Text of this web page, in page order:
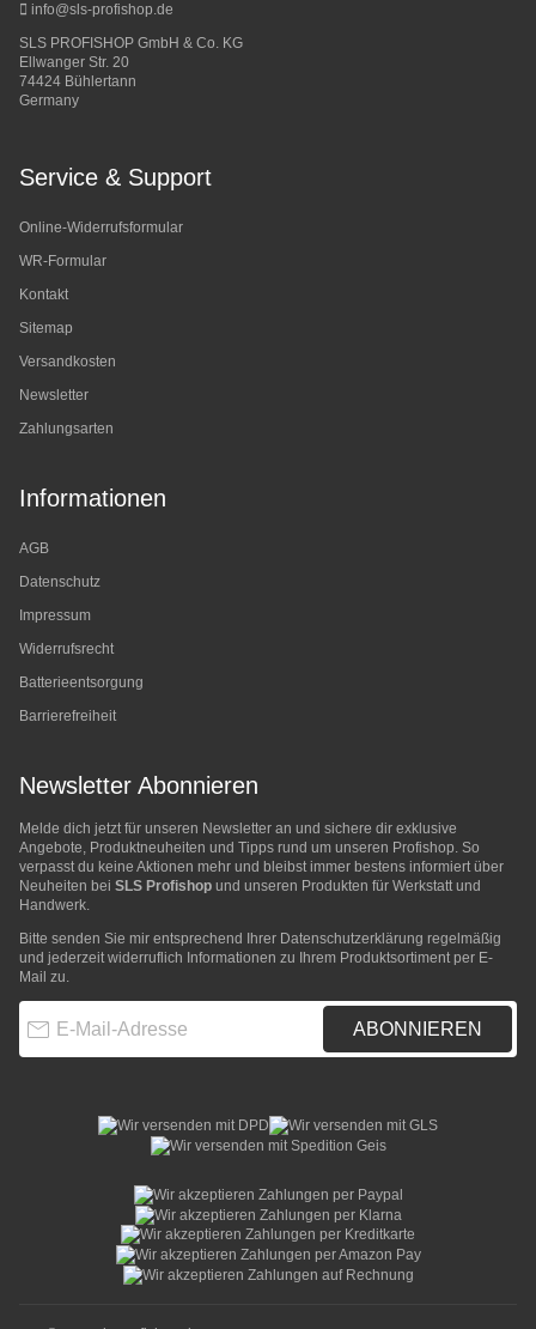
info@sls-profishop.de
SLS PROFISHOP GmbH & Co. KG
Ellwanger Str. 20
74424 Bühlertann
Germany
Service & Support
Online-Widerrufsformular
WR-Formular
Kontakt
Sitemap
Versandkosten
Newsletter
Zahlungsarten
Informationen
AGB
Datenschutz
Impressum
Widerrufsrecht
Batterieentsorgung
Barrierefreiheit
Newsletter Abonnieren
Melde dich jetzt für unseren Newsletter an und sichere dir exklusive
Angebote, Produktneuheiten und Tipps rund um unseren Profishop. So
verpasst du keine Aktionen mehr und bleibst immer bestens informiert über
Neuheiten bei SLS Profishop und unseren Produkten für Werkstatt und
Handwerk.
Bitte senden Sie mir entsprechend Ihrer Datenschutzerklärung regelmäßig
und jederzeit widerruflich Informationen zu Ihrem Produktsortiment per E-
Mail zu.
ABONNIEREN